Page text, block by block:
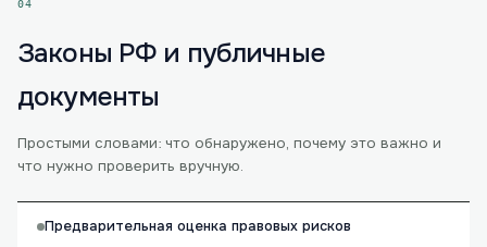
04
Законы РФ и публичные
документы
Простыми словами: что обнаружено, почему это важно и
что нужно проверить вручную.
Предварительная оценка правовых рисков